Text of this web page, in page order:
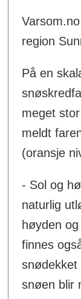
region
På en
meget
meldt
(oransje
- Sol og
naturlig
høyden
finnes
snødekket
snøen blir